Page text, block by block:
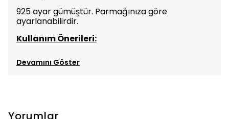
925 ayar gümüştür. Parmağınıza göre
ayarlanabilirdir.
Kullanım Önerileri:
Devamını Göster
Yorumlar